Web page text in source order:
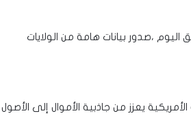
،صدور بيانات هامة من الولايات
يعزز من جاذبية الأموال إلى الأصول